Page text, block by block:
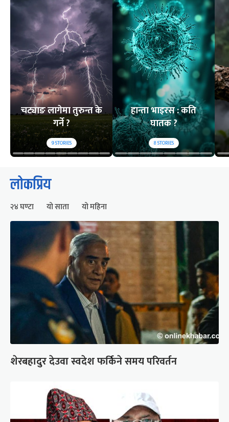
चट्याङ लागेमा तुरुन्त के
गर्ने ?
9STORIES
हान्ता भाइरस : कति
घातक ?
8STORIES
लोकप्रिय
२४ घण्टा यो साता यो महिना
शेरबहादुर देउवा स्वदेश फर्किने समय परिवर्तन